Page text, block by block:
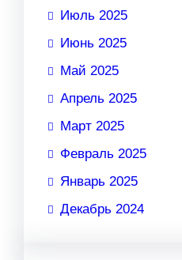
Июль 2025
Июнь 2025
Май 2025
Апрель 2025
Март 2025
Февраль 2025
Январь 2025
Декабрь 2024